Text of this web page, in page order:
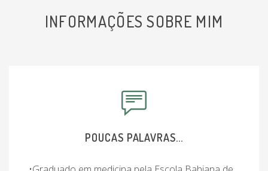
INFORMAÇÕES SOBRE MIM
POUCAS PALAVRAS...